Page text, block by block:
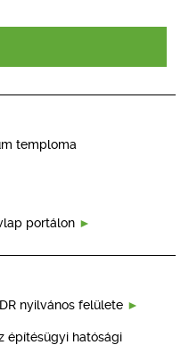
temploma
portálon
nyilvános felülete
építésügyi hatósági